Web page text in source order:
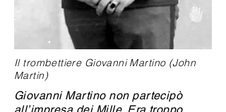
Il trombettiere Giovanni Martino (John
Martin)
Giovanni Martino non partecipò